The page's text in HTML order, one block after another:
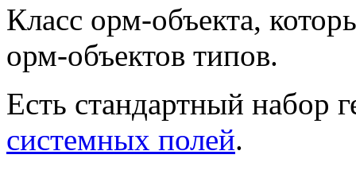
Класс орм-объекта,
орм-объектов типов.
Есть стандартный набор
системных полей.